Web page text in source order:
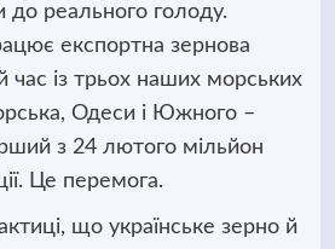
до реального голоду.
експортна зернова
час із трьох наших морських
Одеси і Южного –
з 24 лютого мільйон
Це перемога.
що українське зерно й